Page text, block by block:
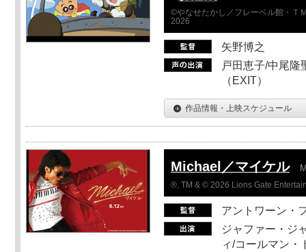
©やなせたかし／フレーベル館・Ｔ
2026
矢野博之
戸田恵子/中尾隆
（EXIT）
作品情報・上映スケジュール
Michael／マイケル
®, TM & © 2026 Lions Gate
アントワーン・
ジャファー・ジ
ィ/コールマン・